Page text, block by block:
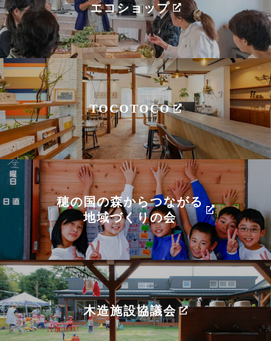
エコショップ
TOCOTOCO
穂の国の森からつながる
地域づくりの会
木造施設協議会